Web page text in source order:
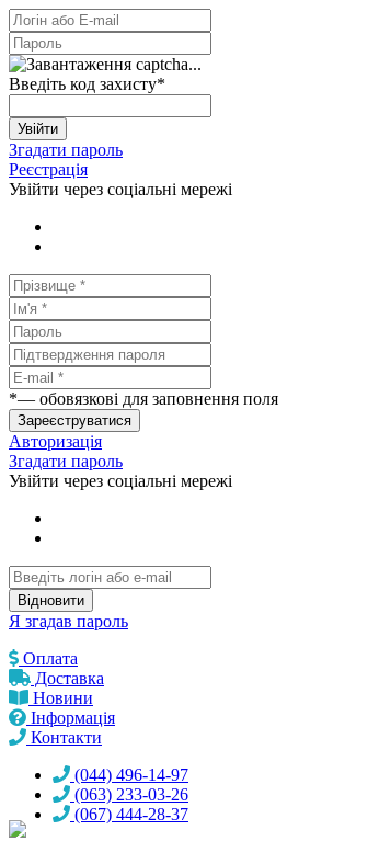
Введіть код захисту*
Увійти
Згадати пароль
Реєстрація
Увійти через соціальні мережі
*— обовязкові для заповнення поля
Зареєструватися
Авторизація
Згадати пароль
Увійти через соціальні мережі
Відновити
Я згадав пароль
Оплата
Доставка
Новини
Інформація
Контакти
(044) 496-14-97
(063) 233-03-26
(067) 444-28-37